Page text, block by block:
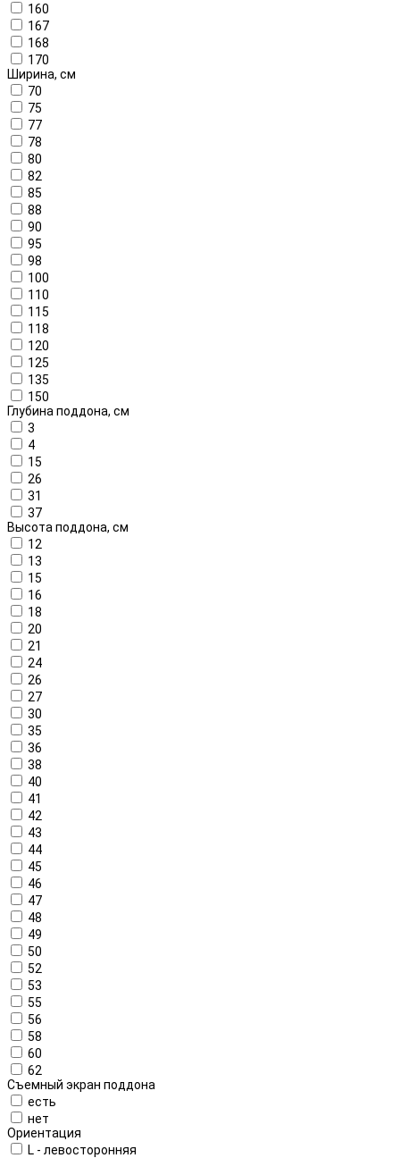
160
167
168
170
Ширина, см
70
75
77
78
80
82
85
88
90
95
98
100
110
115
118
120
125
135
150
Глубина поддона, см
3
4
15
26
31
37
Высота поддона, см
12
13
15
16
18
20
21
24
26
27
30
35
36
38
40
41
42
43
44
45
46
47
48
49
50
52
53
55
56
58
60
62
Съемный экран поддона
есть
нет
Ориентация
L - левосторонняя